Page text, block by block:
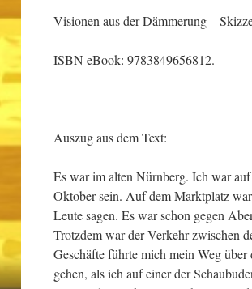
Visionen aus der Dämmerung –
ISBN eBook: 9783849656812.
Auszug aus dem Text:
Es war im alten Nürnberg. Ich war
Oktober sein. Auf dem Marktplatz
Leute sagen. Es war schon gegen
Trotzdem war der Verkehr zwischen
Geschäfte führte mich mein Weg
gehen, als ich auf einer der